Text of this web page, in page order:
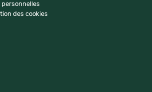
des cookies